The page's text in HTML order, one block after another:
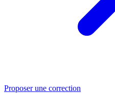
Proposer une correction